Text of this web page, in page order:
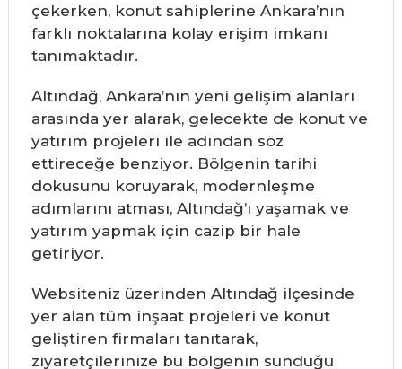
çekerken, konut sahiplerine Ankara’nın
farklı noktalarına kolay erişim imkanı
tanımaktadır.
Altındağ, Ankara’nın yeni gelişim alanları
arasında yer alarak, gelecekte de konut ve
yatırım projeleri ile adından söz
ettireceğe benziyor. Bölgenin tarihi
dokusunu koruyarak, modernleşme
adımlarını atması, Altındağ’ı yaşamak ve
yatırım yapmak için cazip bir hale
getiriyor.
Websiteniz üzerinden Altındağ ilçesinde
yer alan tüm inşaat projeleri ve konut
geliştiren firmaları tanıtarak,
ziyaretçilerinize bu bölgenin sunduğu